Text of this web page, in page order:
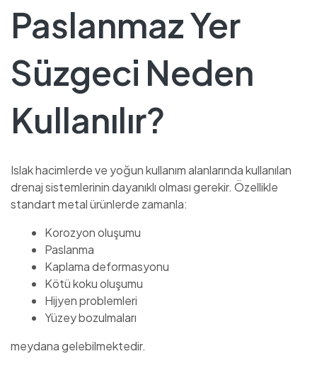
Paslanmaz Yer
Süzgeci Neden
Kullanılır?
Islak hacimlerde ve yoğun kullanım alanlarında kullanılan
drenaj sistemlerinin dayanıklı olması gerekir. Özellikle
standart metal ürünlerde zamanla:
Korozyon oluşumu
Paslanma
Kaplama deformasyonu
Kötü koku oluşumu
Hijyen problemleri
Yüzey bozulmaları
meydana gelebilmektedir.